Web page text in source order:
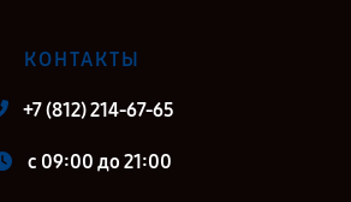
КОНТАКТЫ
+7 (812) 214-67-65
c 09:00 до 21:00